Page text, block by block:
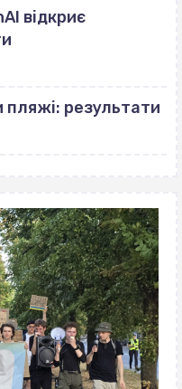
відкриє
пляжі: результати